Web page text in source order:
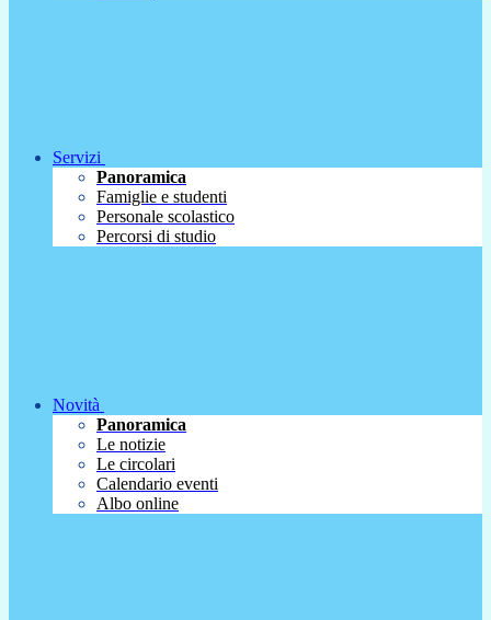
Servizi
Panoramica
Famiglie e studenti
Personale scolastico
Percorsi di studio
Novità
Panoramica
Le notizie
Le circolari
Calendario eventi
Albo online